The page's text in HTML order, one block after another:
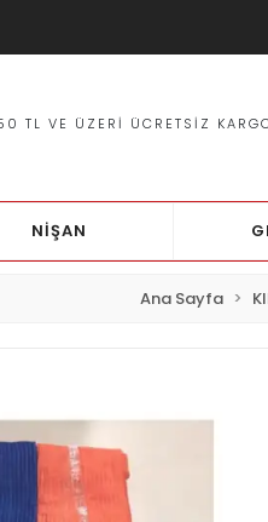
ÜRÜNLERDE %30'A VARAN
NİŞAN
Ana Sayfa